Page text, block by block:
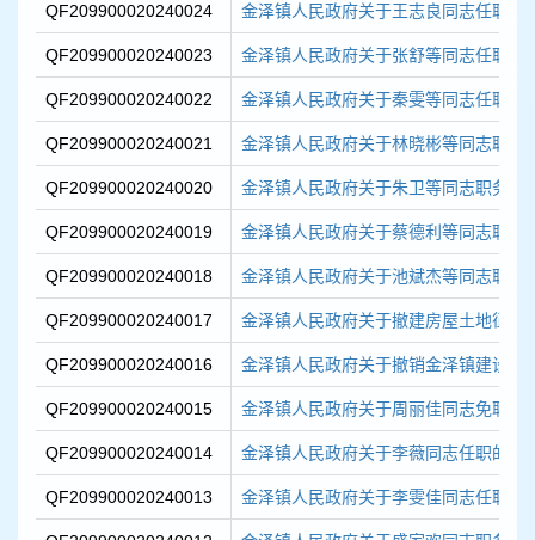
QF209900020240024 金泽镇人民政府关于王志良同志任职的
QF209900020240023 金泽镇人民政府关于张舒等同志任职的
QF209900020240022 金泽镇人民政府关于秦雯等同志任职的
QF209900020240021 金泽镇人民政府关于林晓彬等同志职务
QF209900020240020 金泽镇人民政府关于朱卫等同志职务任
QF209900020240019 金泽镇人民政府关于蔡德利等同志职务
QF209900020240018 金泽镇人民政府关于池斌杰等同志职务
QF209900020240017 金泽镇人民政府关于撤建房屋土地征收
QF209900020240016 金泽镇人民政府关于撤销金泽镇建设用
QF209900020240015 金泽镇人民政府关于周丽佳同志免职的
QF209900020240014 金泽镇人民政府关于李薇同志任职的通
QF209900020240013 金泽镇人民政府关于李雯佳同志任职的